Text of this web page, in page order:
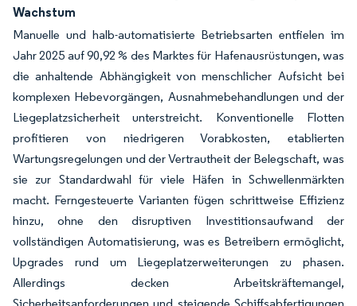
Wachstum
Manuelle und halb-automatisierte Betriebsarten entfielen im
Jahr 2025 auf 90,92 % des Marktes für Hafenausrüstungen, was
die anhaltende Abhängigkeit von menschlicher Aufsicht bei
komplexen Hebevorgängen, Ausnahmebehandlungen und der
Liegeplatzsicherheit unterstreicht. Konventionelle Flotten
profitieren von niedrigeren Vorabkosten, etablierten
Wartungsregelungen und der Vertrautheit der Belegschaft, was
sie zur Standardwahl für viele Häfen in Schwellenmärkten
macht. Ferngesteuerte Varianten fügen schrittweise Effizienz
hinzu, ohne den disruptiven Investitionsaufwand der
vollständigen Automatisierung, was es Betreibern ermöglicht,
Upgrades rund um Liegeplatzerweiterungen zu phasen.
Allerdings decken Arbeitskräftemangel,